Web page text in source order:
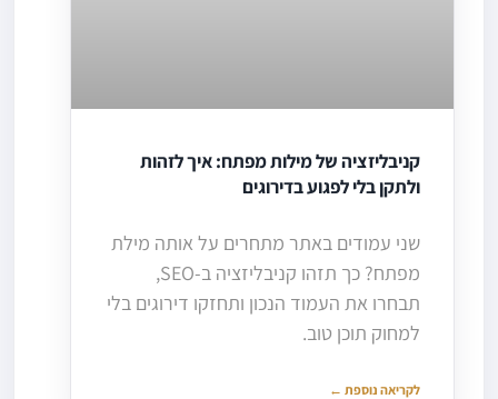
קניבליזציה של מילות מפתח: איך לזהות
ולתקן בלי לפגוע בדירוגים
שני עמודים באתר מתחרים על אותה מילת
מפתח? כך תזהו קניבליזציה ב-SEO,
תבחרו את העמוד הנכון ותחזקו דירוגים בלי
למחוק תוכן טוב.
לקריאה נוספת ←